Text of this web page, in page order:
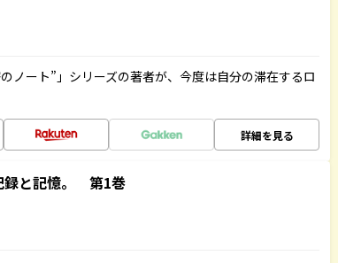
ノート”」シリーズの著者が、今度は自分の滞在するロ
詳細を見る
録と記憶。 第1巻